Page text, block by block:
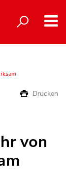
Drucken
von